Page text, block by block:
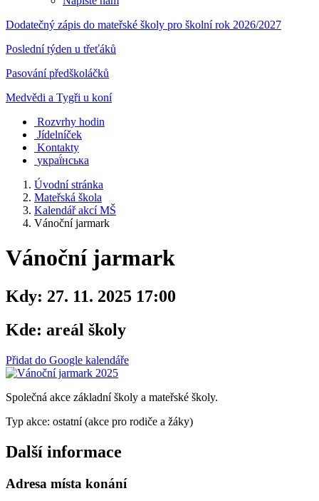
Dodatečný zápis do mateřské školy pro školní rok 2026/2027
Poslední týden u třeťáků
Pasování předškoláčků
Medvědi a Tygři u koní
Rozvrhy hodin
Jídelníček
Kontakty
украї́нська
Úvodní stránka
Mateřská škola
Kalendář akcí MŠ
Vánoční jarmark
Vánoční jarmark
Kdy: 27. 11. 2025 17:00
Kde: areál školy
Přidat do Google kalendáře
Společná akce základní školy a mateřské školy.
Typ akce: ostatní (akce pro rodiče a žáky)
Další informace
Adresa místa konání